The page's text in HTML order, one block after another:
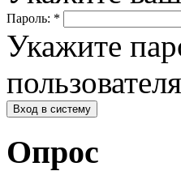
Пароль: *
Укажите
Опрос